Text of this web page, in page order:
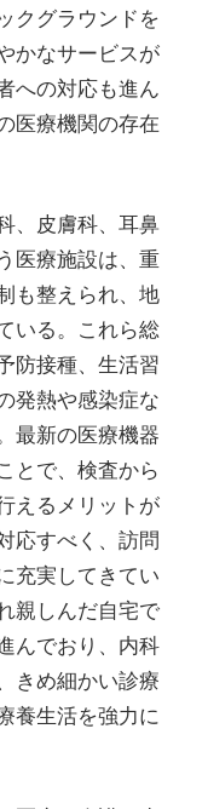
クグラウンドを
かなサービスが
への対応も進ん
医療機関の存在
、皮膚科、耳鼻
医療施設は、重
も整えられ、地
いる。これら総
防接種、生活習
発熱や感染症な
最新の医療機器
とで、検査から
えるメリットが
応すべく、訪問
充実してきてい
親しんだ自宅で
んでおり、内科
きめ細かい診療
養生活を強力に